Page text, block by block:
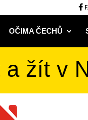
OČIMA ČECHŮ
žít v